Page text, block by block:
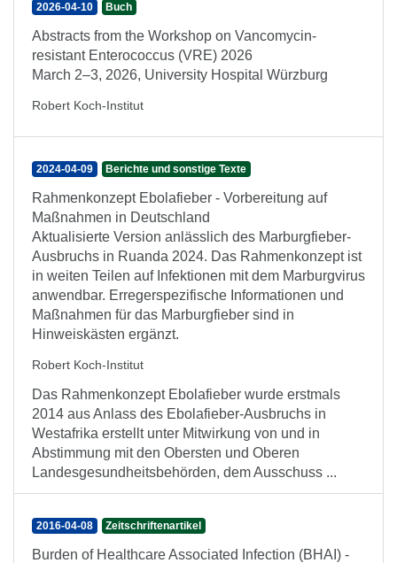
2026-04-10 Buch
Abstracts from the Workshop on Vancomycin-
resistant Enterococcus (VRE) 2026
March 2–3, 2026, University Hospital Würzburg
Robert Koch-Institut
2024-04-09 Berichte und sonstige Texte
Rahmenkonzept Ebolafieber - Vorbereitung auf
Maßnahmen in Deutschland
Aktualisierte Version anlässlich des Marburgfieber-
Ausbruchs in Ruanda 2024. Das Rahmenkonzept ist
in weiten Teilen auf Infektionen mit dem Marburgvirus
anwendbar. Erregerspezifische Informationen und
Maßnahmen für das Marburgfieber sind in
Hinweiskästen ergänzt.
Robert Koch-Institut
Das Rahmenkonzept Ebolafieber wurde erstmals
2014 aus Anlass des Ebolafieber-Ausbruchs in
Westafrika erstellt unter Mitwirkung von und in
Abstimmung mit den Obersten und Oberen
Landesgesundheitsbehörden, dem Ausschuss ...
2016-04-08 Zeitschriftenartikel
Burden of Healthcare Associated Infection (BHAI) -